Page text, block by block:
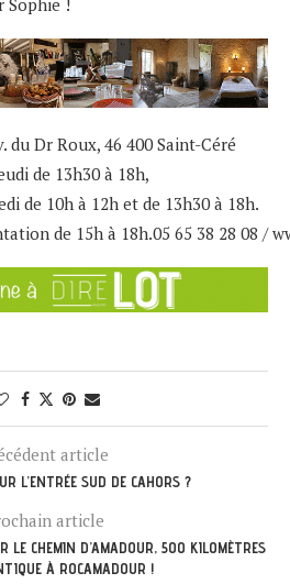
Sophie !
du Dr Roux, 46 400 Saint-Céré
de 13h30 à 18h,
de 10h à 12h et de 13h30 à 18h.
de 15h à 18h.05 65 38 28 08 /
article
L’ENTRÉE SUD DE CAHORS ?
article
LE CHEMIN D’AMADOUR, 500 KILOMÈTRES
À ROCAMADOUR !